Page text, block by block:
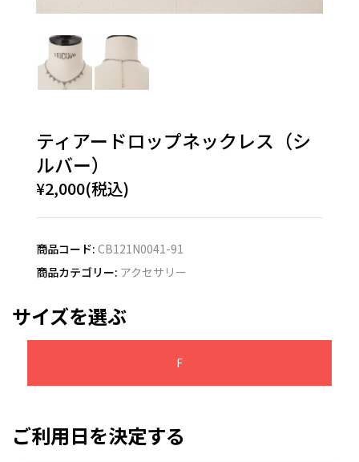
ティアードロップネックレス（シ
ルバー）
¥2,000(税込)
商品コード: CB121N0041-91
商品カテゴリー: アクセサリー
サイズを選ぶ
F
ご利用日を決定する